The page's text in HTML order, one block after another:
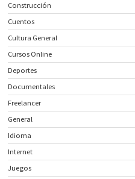
Construcción
Cuentos
Cultura General
Cursos Online
Deportes
Documentales
Freelancer
General
Idioma
Internet
Juegos